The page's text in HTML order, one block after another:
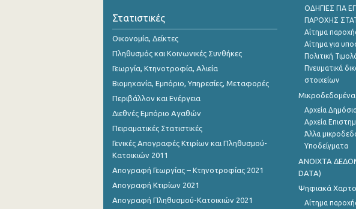
Στατιστικές
Οικονομία, Δείκτες
Πληθυσμός και Κοινωνικές Συνθήκες
Γεωργία, Κτηνοτροφία, Αλιεία
Βιομηχανία, Εμπόριο, Υπηρεσίες, Μεταφορές
Περιβάλλον και Ενέργεια
Διεθνές Εμπόριο Αγαθών
Πειραματικές Στατιστικές
Γενικές Απογραφές Κτιρίων και Πληθυσμού-
Κατοικιών 2011
Απογραφή Γεωργίας – Κτηνοτροφίας 2021
Απογραφή Κτιρίων 2021
Απογραφή Πληθυσμού-Κατοικιών 2021
ΟΔΗΓΙΕΣ ΓΙΑ
ΠΑΡΟΧΗΣ
Αίτημα
Αίτημα για
Πολιτική
Πνευματικά
στοιχείων
Μικροδεδομένα
Αρχεία
Αρχεία
Άλλα
Υποδείγματα
ANOIXTA
DATA)
Ψηφιακά
Αίτημα